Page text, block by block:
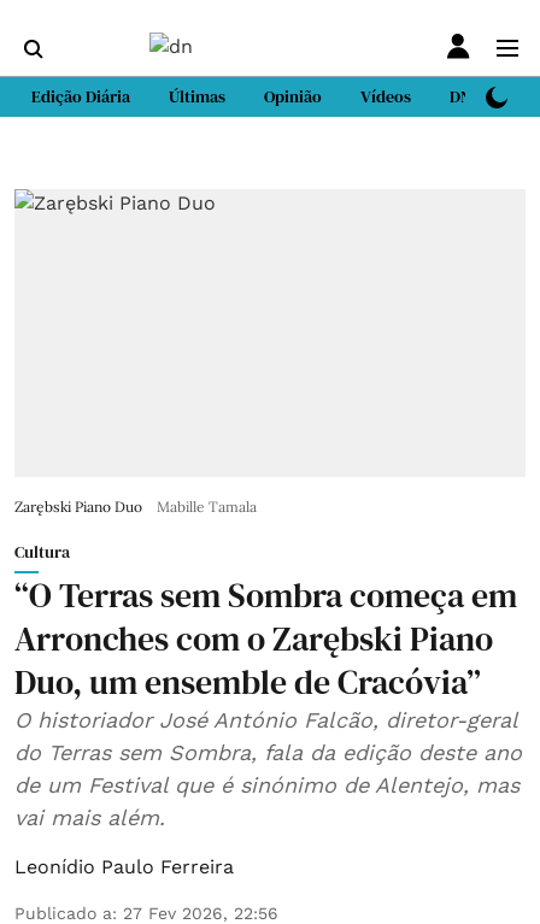
Edição Diária Últimas Opinião Vídeos DN Sport
Zarębski Piano Duo Mabille Tamala
Cultura
“O Terras sem Sombra começa em
Arronches com o Zarębski Piano
Duo, um ensemble de Cracóvia”
O historiador José António Falcão, diretor-geral
do Terras sem Sombra, fala da edição deste ano
de um Festival que é sinónimo de Alentejo, mas
vai mais além.
Leonídio Paulo Ferreira
Publicado a: 27 Fev 2026, 22:56